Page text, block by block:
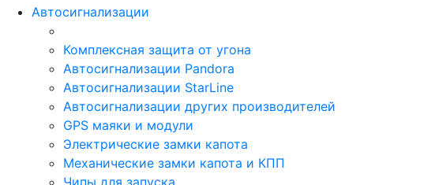
Автосигнализации
Комплексная защита от угона
Автосигнализации Pandora
Автосигнализации StarLine
Автосигнализации других производителей
GPS маяки и модули
Электрические замки капота
Механические замки капота и КПП
Чипы для запуска